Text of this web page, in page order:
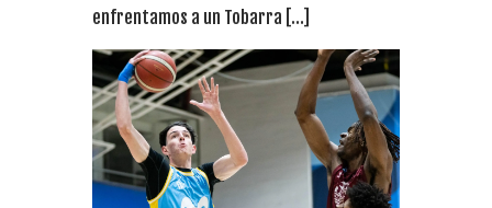
enfrentamos a un Tobarra […]